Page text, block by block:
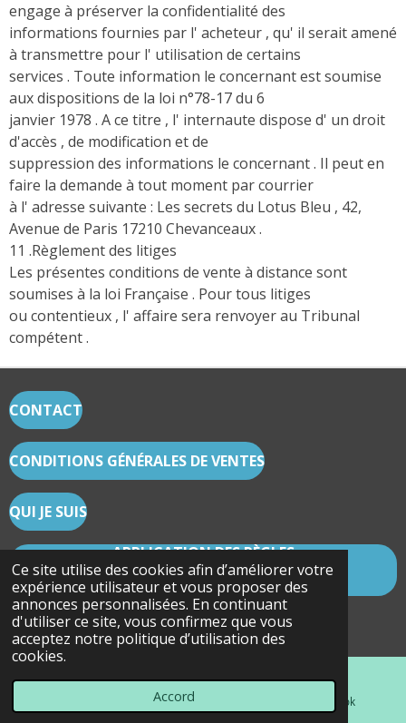
Ce site utilise des cookies afin d’améliorer votre
expérience utilisateur et vous proposer des
annonces personnalisées. En continuant
d'utiliser ce site, vous confirmez que vous
acceptez notre politique d’utilisation des
cookies.
Accord
engage à préserver la confidentialité des
informations fournies par l' acheteur , qu' il serait amené
à transmettre pour l' utilisation de certains
services . Toute information le concernant est soumise
aux dispositions de la loi n°78-17 du 6
janvier 1978 . A ce titre , l' internaute dispose d' un droit
d'accès , de modification et de
suppression des informations le concernant . Il peut en
faire la demande à tout moment par courrier
à l' adresse suivante : Les secrets du Lotus Bleu , 42,
Avenue de Paris 17210 Chevanceaux .
11 .Règlement des litiges
Les présentes conditions de vente à distance sont
soumises à la loi Française . Pour tous litiges
ou contentieux , l' affaire sera renvoyer au Tribunal
compétent .
CONTACT
CONDITIONS GÉNÉRALES DE VENTES
QUI JE SUIS
APPLICATION DES RÈGLES
CARTOMANCIE/RÉSERVATION ET CODE
DÉONTOLOGIQUE
© 2022 - 2026 Les secrets du Lotus Bleu
Propulsé parWebador
Carte Facebook